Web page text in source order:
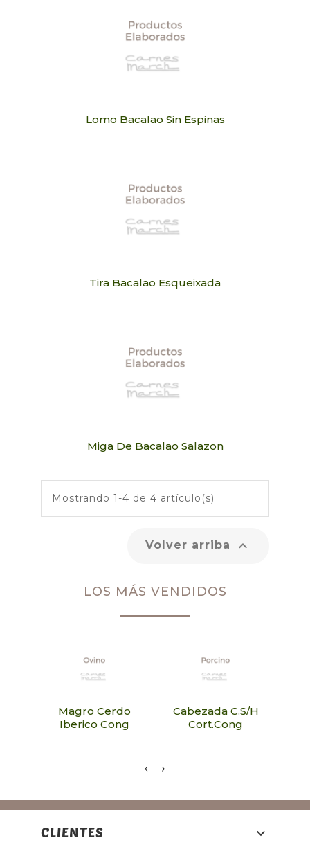
Lomo Bacalao Sin Espinas
Tira Bacalao Esqueixada
Miga De Bacalao Salazon
Mostrando 1-4 de 4 artículo(s)
Volver arriba 
LOS MÁS VENDIDOS
Magro Cerdo
Iberico Cong
Cabezada C.S/H
Cort.Cong
CLIENTES 